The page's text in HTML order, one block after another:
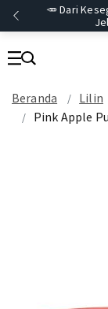
🥕 Dari
Beranda Lilin
Pink Apple